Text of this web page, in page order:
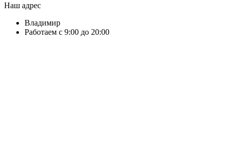
Наш адрес
Владимир
Работаем с 9:00 до 20:00